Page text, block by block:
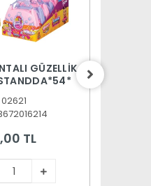
GÜZELLİK
02621
TL